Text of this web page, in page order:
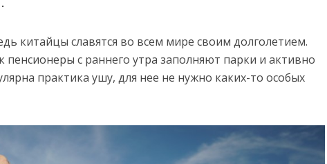
китайцы славятся во всем мире своим долголетием.
с раннего утра заполняют парки и активно
практика ушу, для нее не нужно каких-то особых